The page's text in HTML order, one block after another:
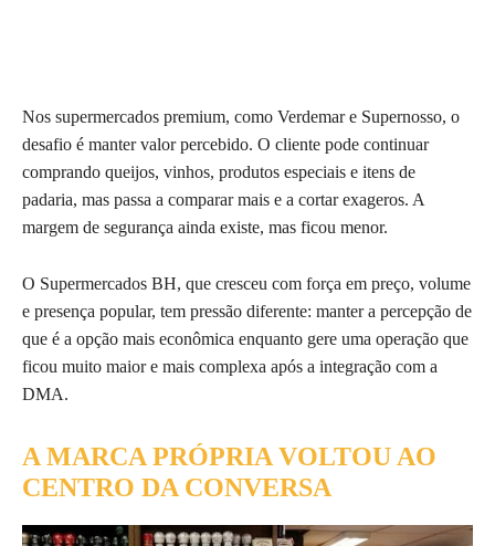
Nos supermercados premium, como Verdemar e Supernosso, o
desafio é manter valor percebido. O cliente pode continuar
comprando queijos, vinhos, produtos especiais e itens de
padaria, mas passa a comparar mais e a cortar exageros. A
margem de segurança ainda existe, mas ficou menor.
O Supermercados BH, que cresceu com força em preço, volume
e presença popular, tem pressão diferente: manter a percepção de
que é a opção mais econômica enquanto gere uma operação que
ficou muito maior e mais complexa após a integração com a
DMA.
A MARCA PRÓPRIA VOLTOU AO
CENTRO DA CONVERSA